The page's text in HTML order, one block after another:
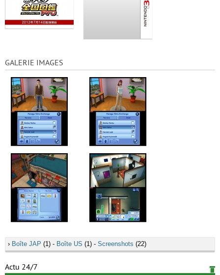
GALERIE IMAGES
› Boîte JAP (1) - Boîte US (1) - Screenshots (22)
Actu 24/7